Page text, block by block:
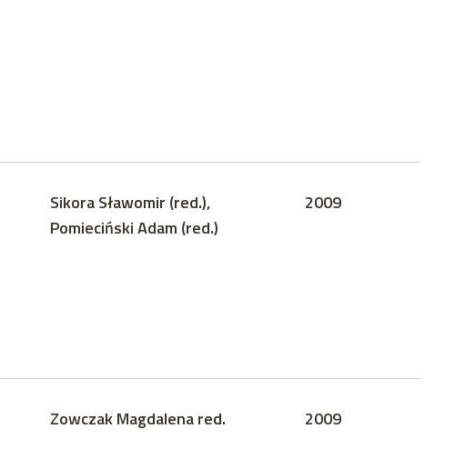
Sikora Sławomir (red.),
Pomieciński Adam (red.)
2009
Zowczak Magdalena red. 2009